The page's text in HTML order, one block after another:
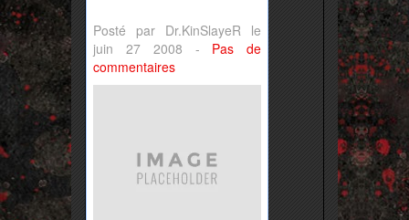
Posté par Dr.KinSlayeR le
juin 27 2008 - Pas de
commentaires